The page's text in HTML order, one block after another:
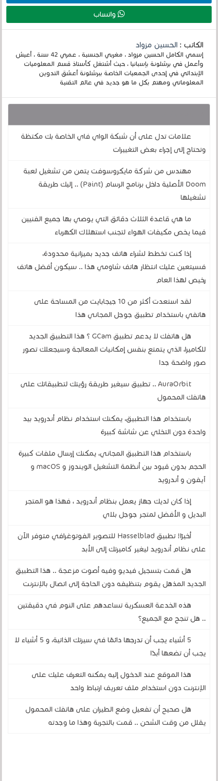
واتساب
الكاتب :الحسين مزواد
إسمي الكامل الحسين مزواد ، مغربي الجنسية ، عمري 42 سنة ، أعيش
وأعمل في برشلونة بإسبانيا ، حيث أشتغل كأستاذ قسم المعلوميات
الإبتدائي في إحدى الجمعيات الخاصة ببرشلونة أعشق التدوين
المعلوماتي ومهتم بكل ما هو جديد في عالم التقنية
علامات تدل على أن شبكة الواي فاي الخاصة بك مكتظة
وتحتاج إلى إجراء بعض التغييرات
مهندس من شركة مايكروسوفت يتمن من تشغيل لعبة
Doom الأصلية داخل برنامج الرسام (Paint) .. إليك طريقة
تشغيلها
ما هي قاعدة الثلاث دقائق التي يوصي بها جميع الفنيين
فيما يخص مكيفات الهواء لتجنب استهلاك الكهرباء
إذا كنت تخطط لشراء هاتف جديد بميزانية محدودة،
فسيتعين عليك انتظار هاتف شاومي هذا .. سيكون أفضل هاتف
رخيص لهذا العام
لقد استعدت أكثر من 10 جيجابايت من المساحة على
هاتفي باستخدام تطبيق جوجل المجاني هذا
هل هاتفك لا يدعم تطبيق GCam ؟ هذا التطبيق الجديد
للكاميرا، الذي يتمتع بنفس إمكانيات المعالجة وسيجعلك تصور
صور واضحة جدا
AuraOrbit .. تطبيق سيغير طريقة رؤيتك لتطبيقاتك على
هاتفك المحمول
باستخدام هذا التطبيق، يمكنك استخدام نظام أندرويد بيد
واحدة دون التخلي عن شاشة كبيرة
باستخدام هذا التطبيق المجاني، يمكنك إرسال ملفات كبيرة
الحجم بدون قيود بين أنظمة التشغيل الويندوز و macOS و
آيفون و أندرويد
إذا كان لديك جهاز يعمل بنظام أندرويد ، فهذا هو المتجر
البديل و الأفضل لمتجر جوجل بلاي
أخيرًا! تطبيق Hasselblad للتصوير الفوتوغرافي متوفر الآن
على نظام أندرويد ليغير كاميرتك إلى الأبد
هل قمت بتسجيل فيديو وفيه أصوت مزعجة .. هذا التطبيق
الجديد المذهل يقوم بتنظيفه دون الحاجة إلى اتصال بالإنترنت
هذه الخدعة العسكرية تساعدهم على النوم في دقيقتين
.. هل تنجح مع الجميع؟
5 أشياء يجب أن تدرجها دائمًا في سيرتك الذاتية، و 5 أشياء لا
يجب أن تضعها أبدًا
هذا الموقع عند الدخول إليه يمكنه التعرف عليك على
الإنترنت دون استخدام ملف تعريف ارتباط واحد
هل صحيح أن تفعيل وضع الطيران على هاتفك المحمول
يقلل من وقت الشحن .. قمت بالتجربة وهذا ما وجدته